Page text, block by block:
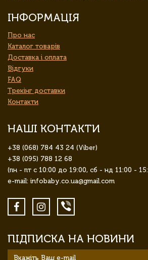
ІНФОРМАЦІЯ
Про нас
Каталог товарів
Доставка і оплата
Відгуки
FAQ
Трекінг доставки
Контакти
НАШІ КОНТАКТИ
+38 (068) 784 43 24 (Viber)
+38 (095) 788 12 68
(пн - пт с 10:00 до 19:00, сб - нд 11:00 -
e-mail: infobaby.co.ua@gmail.com
ПІДПИСКА НА НОВИНИ